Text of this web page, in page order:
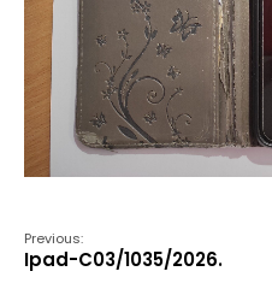
Previous:
Ipad-C03/1035/2026.